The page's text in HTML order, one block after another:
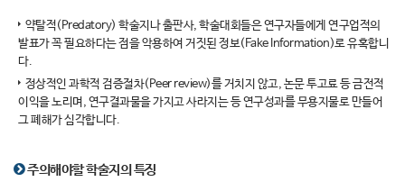
약탈적(Predatory) 학술지나 출판사, 학술대회들은 연구자들에게 연구업적의
발표가 꼭 필요하다는 점을 악용하여 거짓된 정보(Fake Information)로 유혹합니
다.
정상적인 과학적 검증절차(Peer review)를 거치지 않고, 논문 투고료 등 금전적
이익을 노리며, 연구결과물을 가지고 사라지는 등 연구성과를 무용지물로 만들어
그 폐해가 심각합니다.
주의해야할 학술지의 특징